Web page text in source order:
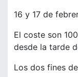
16 y 17 de
El coste son
desde la tarde
Los dos fines